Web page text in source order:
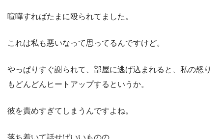
喧嘩すればたまに殴られてました。
これは私も悪いなって思ってるんですけど。
やっぱりすぐ謝られて、部屋に逃げ込まれると、私の怒り
もどんどんヒートアップするというか。
彼を責めすぎてしまうんですよね。
落ち着いて話せばいいものの。